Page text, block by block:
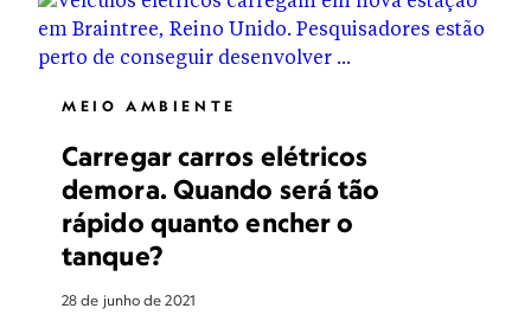
MEIO AMBIENTE
Carregar carros elétricos
demora. Quando será tão
rápido quanto encher o
tanque?
28 de junho de 2021